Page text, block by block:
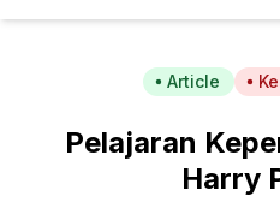
Article
Pelajaran
Harry